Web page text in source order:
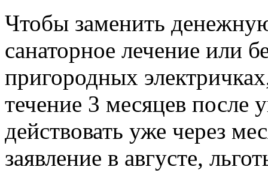
Чтобы заменить
санаторное лечение или
пригородных
течение 3 месяцев после
действовать уже через
заявление в августе,